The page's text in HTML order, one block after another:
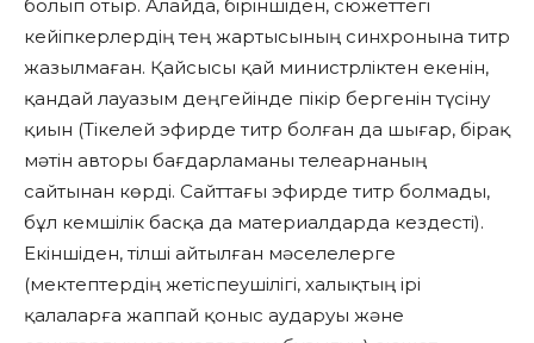
болып отыр. Алайда, біріншіден, сюжеттегі
кейіпкерлердің тең жартысының синхронына титр
жазылмаған. Қайсысы қай министрліктен екенін,
қандай лауазым деңгейінде пікір бергенін түсіну
қиын (Тікелей эфирде титр болған да шығар, бірақ
мәтін авторы бағдарламаны телеарнаның
сайтынан көрді. Сайттағы эфирде титр болмады,
бұл кемшілік басқа да материалдарда кездесті).
Екіншіден, тілші айтылған мәселелерге
(мектептердің жетіспеушілігі, халықтың ірі
қалаларға жаппай қоныс аударуы және